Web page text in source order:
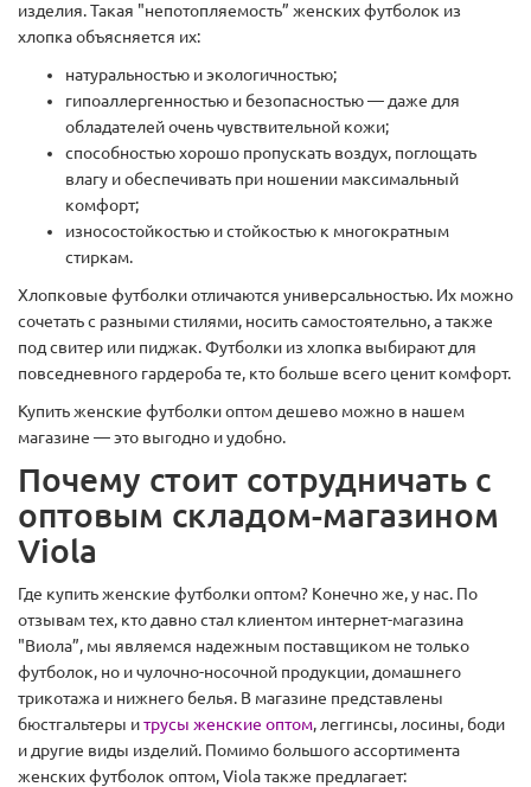
изделия. Такая "непотопляемость” женских футболок из
хлопка объясняется их:
натуральностью и экологичностью;
гипоаллергенностью и безопасностью — даже для
обладателей очень чувствительной кожи;
способностью хорошо пропускать воздух, поглощать
влагу и обеспечивать при ношении максимальный
комфорт;
износостойкостью и стойкостью к многократным
стиркам.
Хлопковые футболки отличаются универсальностью. Их можно
сочетать с разными стилями, носить самостоятельно, а также
под свитер или пиджак. Футболки из хлопка выбирают для
повседневного гардероба те, кто больше всего ценит комфорт.
Купить женские футболки оптом дешево можно в нашем
магазине — это выгодно и удобно.
Почему стоит сотрудничать с
оптовым складом-магазином
Viola
Где купить женские футболки оптом? Конечно же, у нас. По
отзывам тех, кто давно стал клиентом интернет-магазина
"Виола”, мы являемся надежным поставщиком не только
футболок, но и чулочно-носочной продукции, домашнего
трикотажа и нижнего белья. В магазине представлены
бюстгальтеры итрусы женские оптом, леггинсы, лосины, боди
и другие виды изделий. Помимо большого ассортимента
женских футболок оптом, Viola также предлагает: